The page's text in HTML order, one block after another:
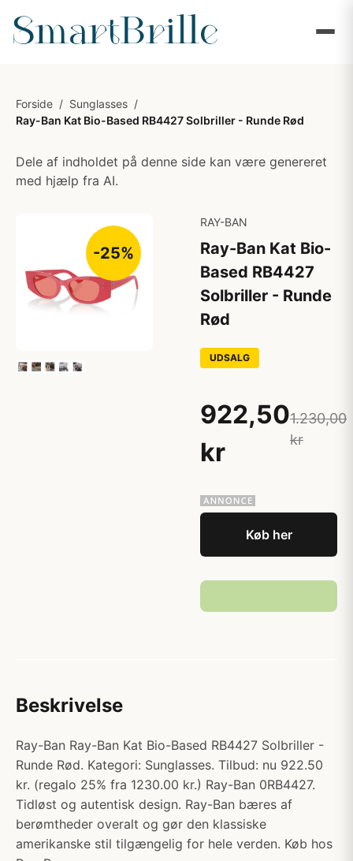
Forside / Sunglasses /
Ray-Ban Kat Bio-Based RB4427 Solbriller - Runde Rød
Dele af indholdet på denne side kan være genereret
med hjælp fra AI.
-25%
RAY-BAN
Ray-Ban Kat Bio-
Based RB4427
Solbriller - Runde
Rød
UDSALG
922,50
kr
1.230,00
kr
Køb her
Beskrivelse
Ray-Ban Ray-Ban Kat Bio-Based RB4427 Solbriller -
Runde Rød. Kategori: Sunglasses. Tilbud: nu 922.50
kr. (regalo 25% fra 1230.00 kr.) Ray-Ban 0RB4427.
Tidløst og autentisk design. Ray-Ban bæres af
berømtheder overalt og gør den klassiske
amerikanske stil tilgængelig for hele verden. Køb hos